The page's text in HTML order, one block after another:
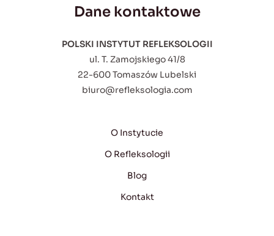
Dane kontaktowe
POLSKI INSTYTUT REFLEKSOLOGII
ul. T. Zamojskiego 41/8
22-600 Tomaszów Lubelski
biuro@refleksologia.com
O Instytucie
O Refleksologii
Blog
Kontakt